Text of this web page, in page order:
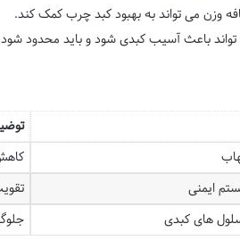
وزن می تواند به بهبود کبد چرب کمک کند.
باعث آسیب کبدی شود و باید محدود
ایمنی
های کبدی